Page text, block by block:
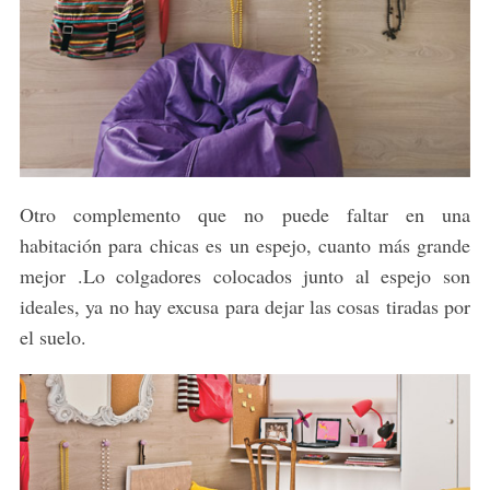
Otro complemento que no puede faltar en una
habitación para chicas es un espejo, cuanto más grande
mejor .Lo colgadores colocados junto al espejo son
ideales, ya no hay excusa para dejar las cosas tiradas por
el suelo.